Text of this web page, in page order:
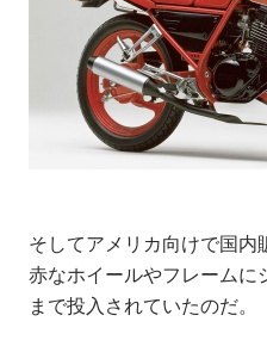
そしてアメリカ向けで国内
赤なホイールやフレームに
まで投入されていたのだ。